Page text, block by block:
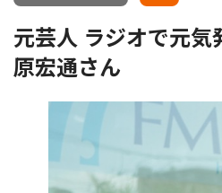
元芸人 ラジオで元
原宏通さん